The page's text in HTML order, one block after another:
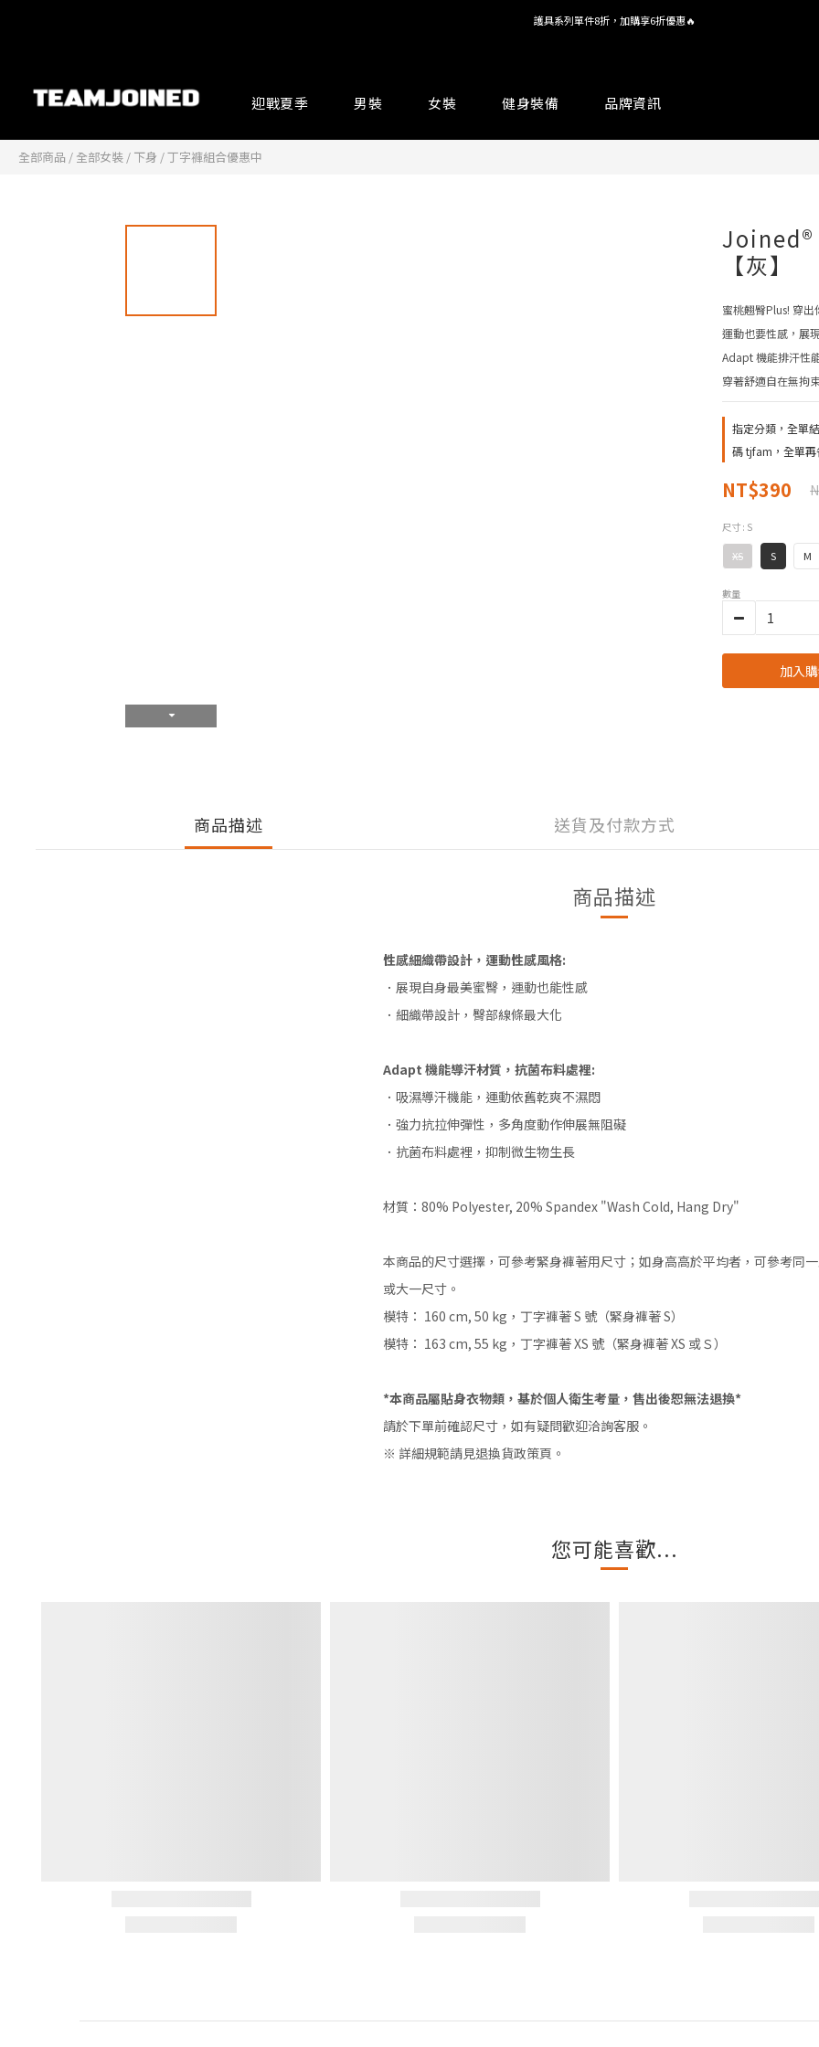
全館 $1,380 即享免運
護具系列單件8折，加購享6折優惠🔥
迎戰夏季 男裝 女裝 健身裝備 品牌資訊
全部商品 / 全部女裝 / 下身 /丁字褲組合優惠中
Joined®
【灰】
蜜桃翹臀Plus! 穿出
運動也要性感，展
Adapt 機能排汗性
穿著舒適自在無拘
指定分類，全單
碼 tjfam，全單再
NT$390
尺寸 : S
XS S M
數量
加入
商品描述 送貨及付款方式
商品描述
性感細織帶設計，運動性感風格:
．展現自身最美蜜臀，運動也能性感
．細織帶設計，臀部線條最大化
Adapt 機能導汗材質，抗菌布料處裡:
．吸濕導汗機能，運動依舊乾爽不濕悶
．強力抗拉伸彈性，多角度動作伸展無阻礙
．抗菌布料處裡，抑制微生物生長
材質：80% Polyester, 20% Spandex "Wash Cold, Hang Dry"
本商品的尺寸選擇，可參考緊身褲著用尺寸；如身高高於平均者，可參考同
或大一尺寸。
模特： 160 cm, 50 kg，丁字褲著 S 號（緊身褲著 S）
模特： 163 cm, 55 kg，丁字褲著 XS 號（緊身褲著 XS 或Ｓ）
*本商品屬貼身衣物類，基於個人衛生考量，售出後恕無法退換*
請於下單前確認尺寸，如有疑問歡迎洽詢客服。
※ 詳細規範請見退換貨政策頁。
您可能喜歡...